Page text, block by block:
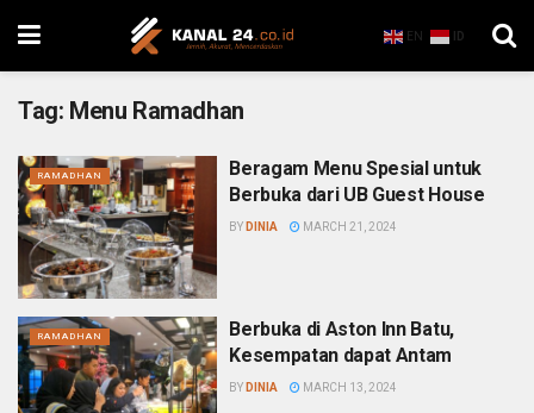
EN ID
Tag: Menu Ramadhan
RAMADHAN
Beragam Menu Spesial untuk
Berbuka dari UB Guest House
BY DINIA MARCH 21, 2024
RAMADHAN
Berbuka di Aston Inn Batu,
Kesempatan dapat Antam
BY DINIA MARCH 13, 2024